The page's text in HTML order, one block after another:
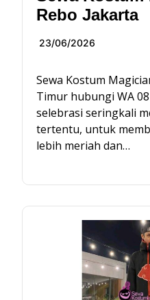
Rebo Jakarta
23/06/2026
Sewa Kostum
Timur hubungi WA
selebrasi seringkali
tertentu, untuk
lebih meriah dan…